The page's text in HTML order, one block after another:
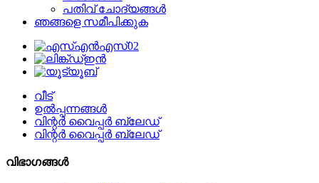
പതിവ് ചോദ്യങ്ങൾ
ഞങ്ങളെ സമീപിക്കുക
വീട്
ഉൽപ്പന്നങ്ങൾ
വിന്റർ വൈപ്പർ ബ്ലേഡ്
വിന്റർ വൈപ്പർ ബ്ലേഡ്
വിഭാഗങ്ങൾ